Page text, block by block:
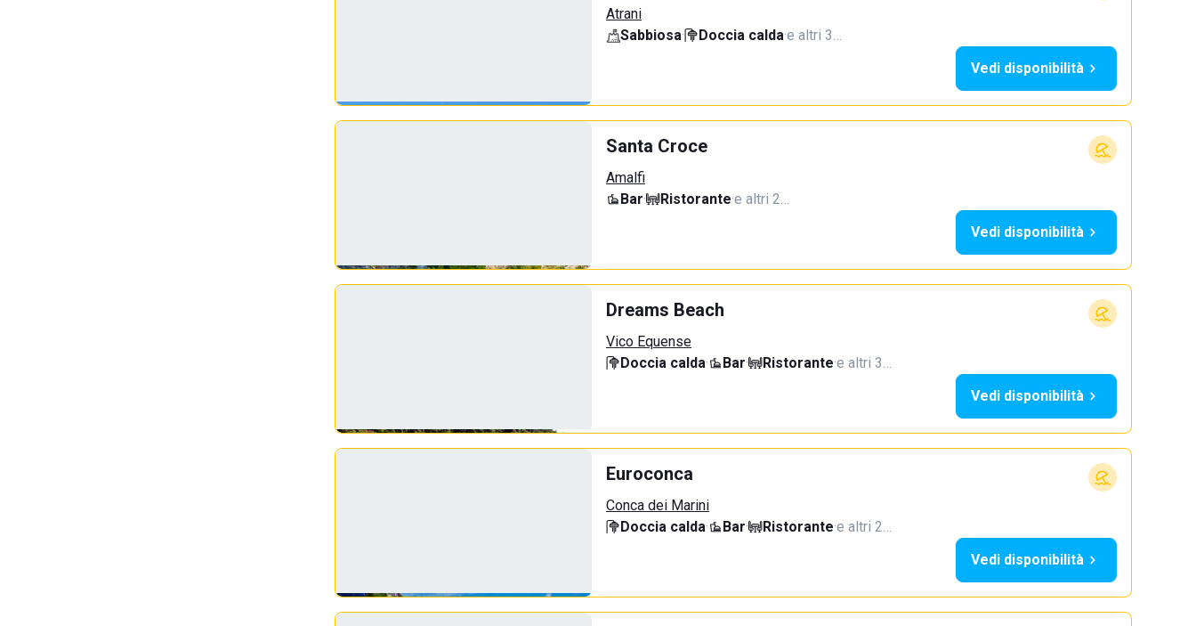
Atrani
Sabbiosa· Doccia calda·e altri 3…
Vedi disponibilità
Santa Croce
Amalfi
Bar· Ristorante·e altri 2…
Vedi disponibilità
Dreams Beach
Vico Equense
Doccia calda· Bar· Ristorante·e altri 3…
Vedi disponibilità
Euroconca
Conca dei Marini
Doccia calda· Bar· Ristorante·e altri 2…
Vedi disponibilità